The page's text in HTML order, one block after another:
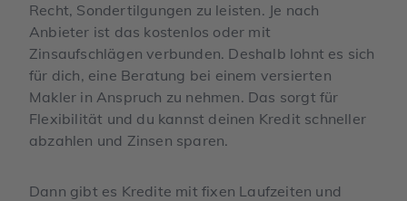
Recht, Sondertilgungen zu leisten. Je nach
Anbieter ist das kostenlos oder mit
Zinsaufschlägen verbunden. Deshalb lohnt es sich
für dich, eine Beratung bei einem versierten
Makler in Anspruch zu nehmen. Das sorgt für
Flexibilität und du kannst deinen Kredit schneller
abzahlen und Zinsen sparen.
Dann gibt es Kredite mit fixen Laufzeiten und